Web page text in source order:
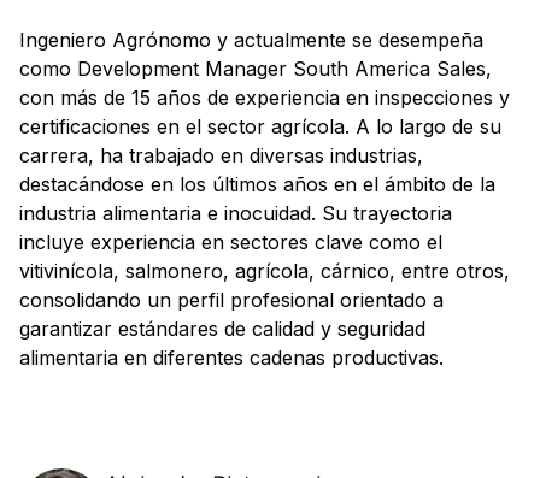
Ingeniero Agrónomo y actualmente se desempeña
como Development Manager South America Sales,
con más de 15 años de experiencia en inspecciones y
certificaciones en el sector agrícola. A lo largo de su
carrera, ha trabajado en diversas industrias,
destacándose en los últimos años en el ámbito de la
industria alimentaria e inocuidad. Su trayectoria
incluye experiencia en sectores clave como el
vitivinícola, salmonero, agrícola, cárnico, entre otros,
consolidando un perfil profesional orientado a
garantizar estándares de calidad y seguridad
alimentaria en diferentes cadenas productivas.